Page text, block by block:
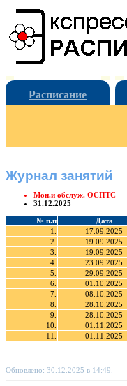
Расписание
Журнал занятий
Мон.и обслуж. ОСПТС
31.12.2025
№ п.п Дата
1.
17.09.2025
2.
19.09.2025
3.
19.09.2025
4.
23.09.2025
5.
29.09.2025
6.
01.10.2025
7.
08.10.2025
8.
28.10.2025
9.
28.10.2025
10.
01.11.2025
11.
01.11.2025
Обновлено: 30.12.2025 в 14:49.